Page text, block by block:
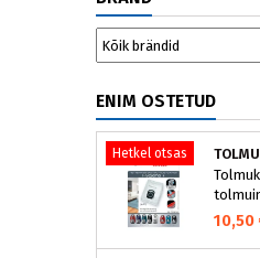
ENIM OSTETUD
Hetkel otsas
10,50